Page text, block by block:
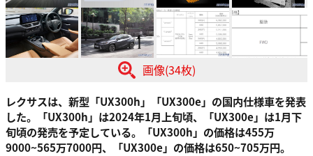
画像(34枚)
レクサスは、新型「UX300h」「UX300e」の国内仕様車を発表
した。「UX300h」は2024年1月上旬頃、「UX300e」は1月下
旬頃の発売を予定している。「UX300h」の価格は455万
9000~565万7000円、「UX300e」の価格は650~705万円。